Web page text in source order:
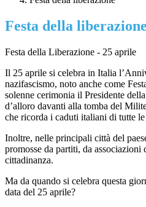
Festa della liberazione
Festa della Liberazione - 25 aprile
Il 25 aprile si celebra in Italia
nazifascismo, noto anche come
solenne cerimonia il Presidente
d’alloro davanti alla tomba del
che ricorda i caduti italiani di tutte le
Inoltre, nelle principali città del
promosse da partiti, da associazioni
cittadinanza.
Ma da quando si celebra questa
data del 25 aprile?